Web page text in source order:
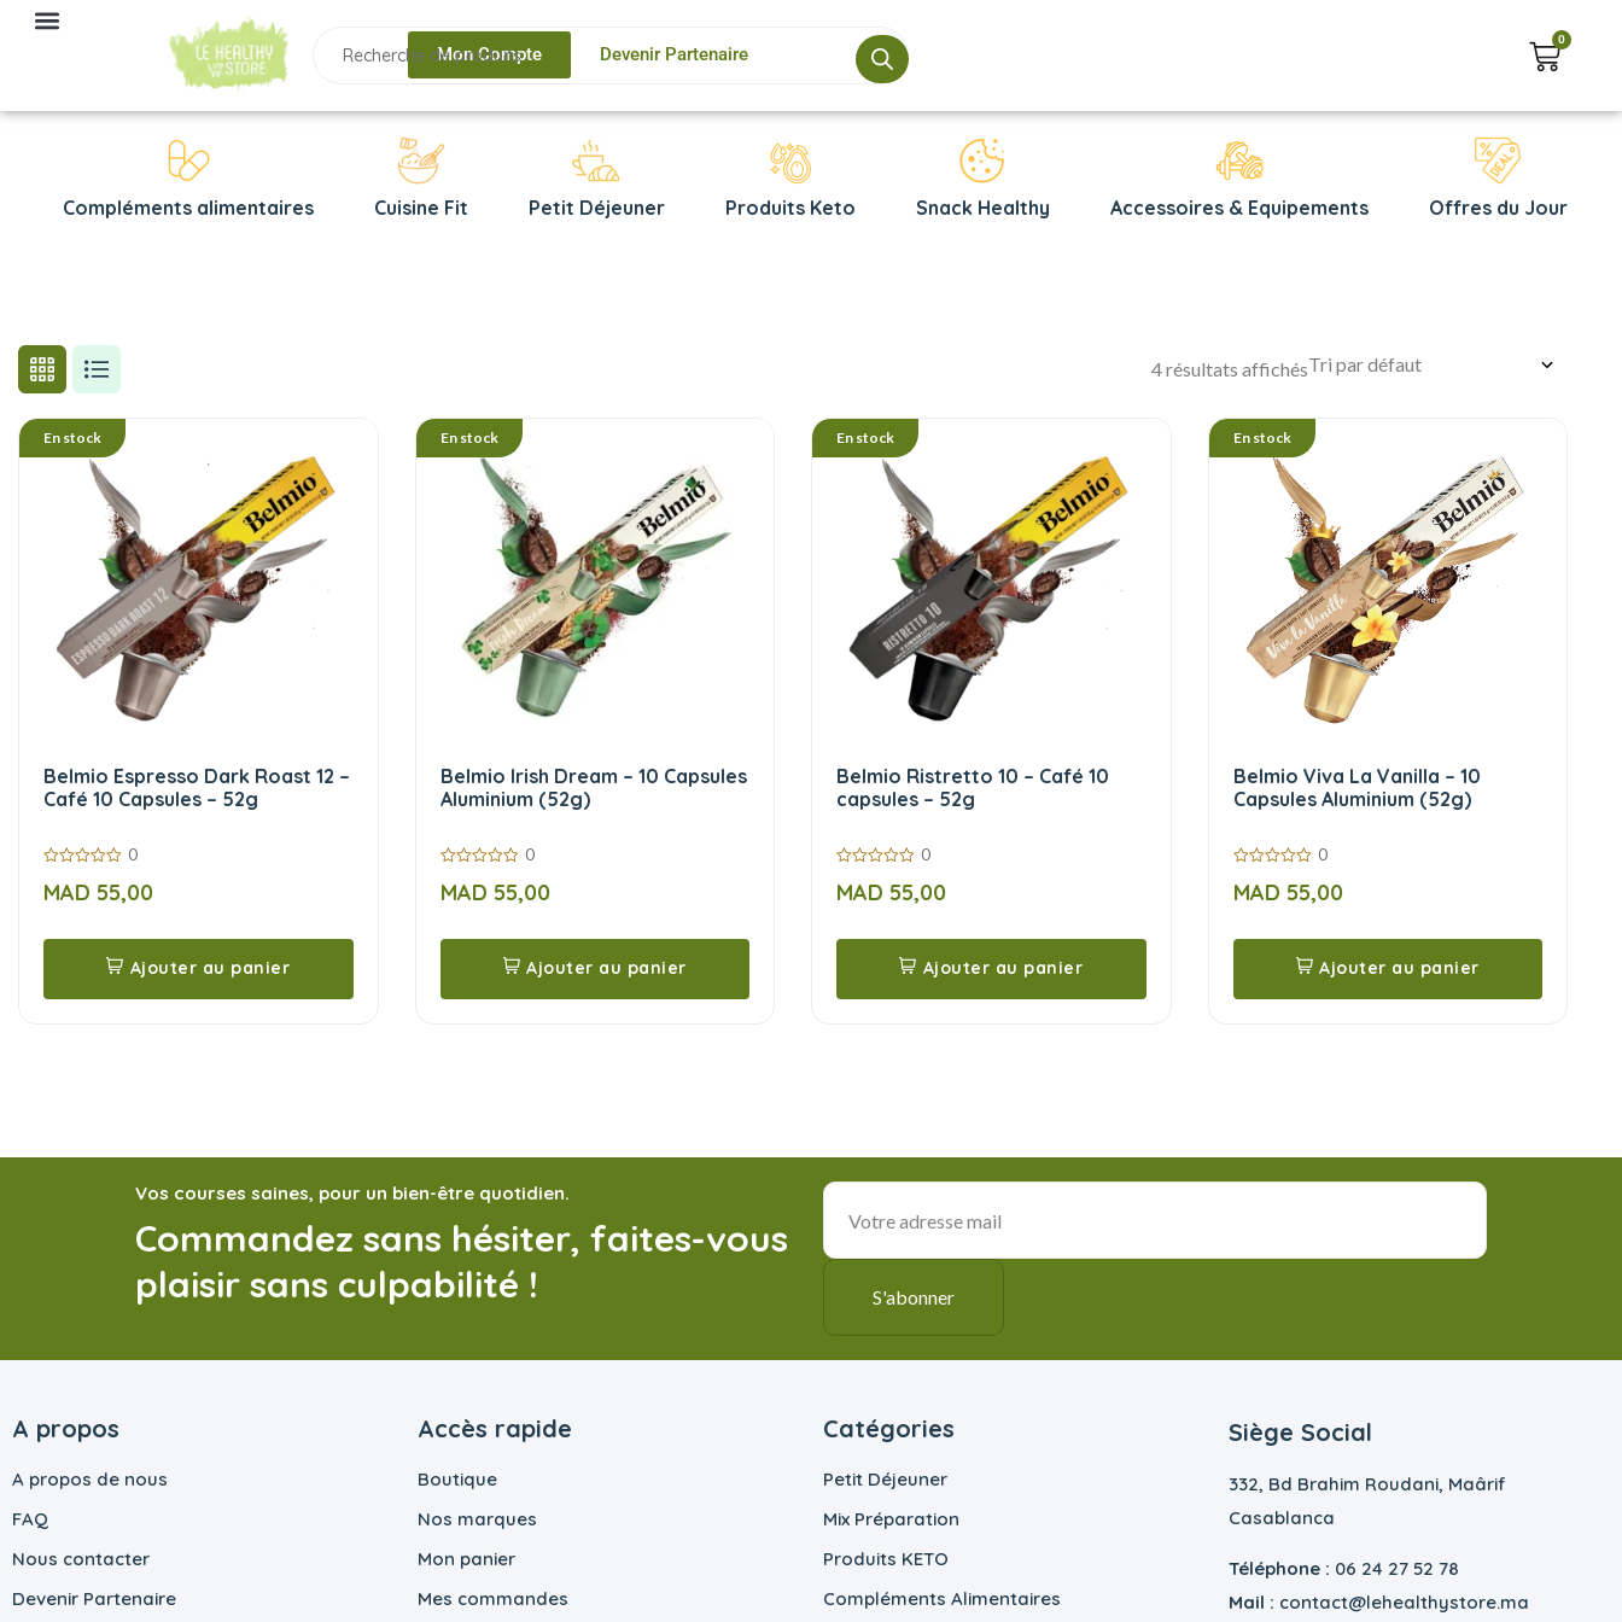
Mon Compte Devenir Partenaire
0
Compléments alimentaires Cuisine Fit Petit Déjeuner Produits Keto Snack Healthy Accessoires & Equipements Offres du Jour
4 résultats affichés
En stock
Belmio Espresso Dark Roast 12 –
Café 10 Capsules – 52g
sur
5
0
MAD 55,00
Ajouter au panier
En stock
Belmio Irish Dream – 10 Capsules
Aluminium (52g)
sur
5
0
MAD 55,00
Ajouter au panier
En stock
Belmio Ristretto 10 – Café 10
capsules – 52g
sur
5
0
MAD 55,00
Ajouter au panier
En stock
Belmio Viva La Vanilla – 10
Capsules Aluminium (52g)
sur
5
0
MAD 55,00
Ajouter au panier
Vos courses saines, pour un bien-être quotidien.
Commandez sans hésiter, faites-vous
plaisir sans culpabilité !
A propos
A propos de nous
FAQ
Nous contacter
Devenir Partenaire
Accès rapide
Boutique
Nos marques
Mon panier
Mes commandes
Catégories
Petit Déjeuner
Mix Préparation
Produits KETO
Compléments Alimentaires
Siège Social
332, Bd Brahim Roudani, Maârif
Casablanca
Téléphone : 06 24 27 52 78
Mail : contact@lehealthystore.ma